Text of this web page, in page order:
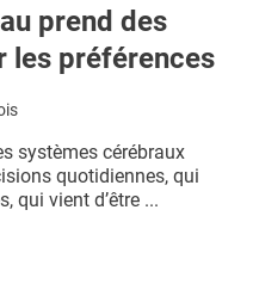
liste
prend des
les préférences
systèmes cérébraux
quotidiennes, qui
qui vient d’être ...